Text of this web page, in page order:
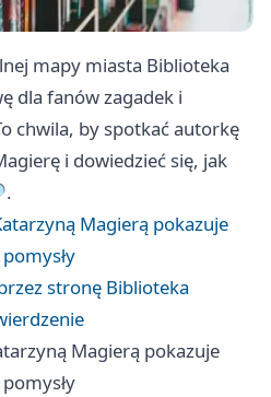
mapy miasta Biblioteka
dla fanów zagadek i
chwila, by spotkać autorkę
i dowiedzieć się, jak
Magierą pokazuje
stronę Biblioteka
Magierą pokazuje